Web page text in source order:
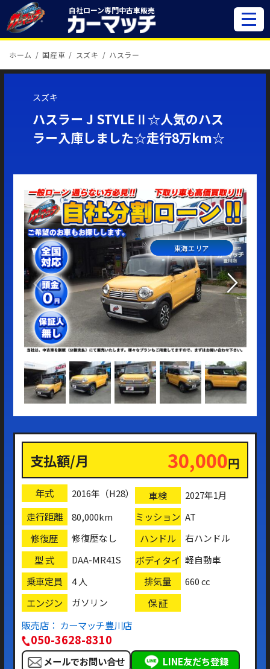
自社ローン専門中古車販売
ホーム 国産車 スズキ ハスラー
スズキ
ハスラー J STYLEⅡ☆人気のハス
ラー入庫しました☆走行8万km☆
東海エリア
支払額/月 30,000円
年式 2016年（H28） 車検 2027年1月
走行距離 80,000km ミッション AT
修復歴 修復歴なし ハンドル 右ハンドル
型 式 DAA-MR41S
ボディタイ
プ
軽自動車
乗車定員 4 人 排気量 660 cc
エンジン ガソリン
保 証
販売店： カーマッチ豊川店
050-3628-8310
メールでお問い合せ LINE友だち登録